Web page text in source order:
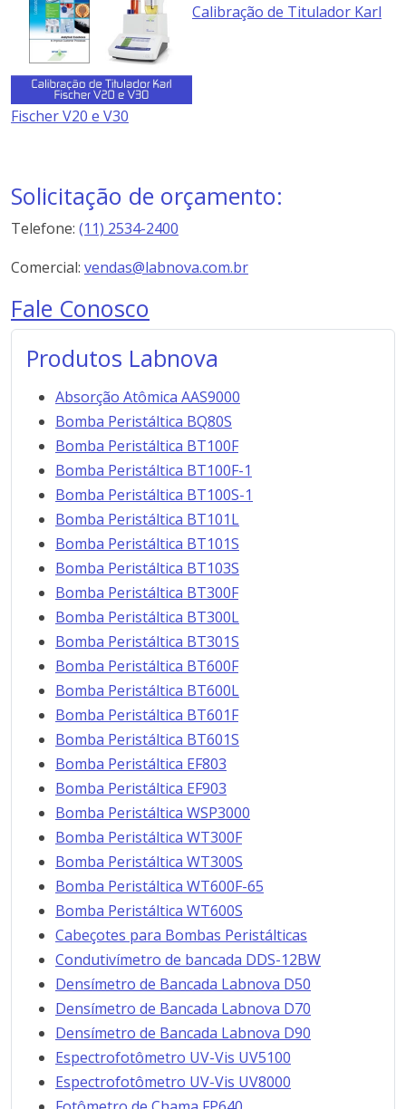
Calibração de Titulador Karl
Fischer V20 e V30
Solicitação de orçamento:
Telefone: (11) 2534-2400
Comercial: vendas@labnova.com.br
Fale Conosco
Produtos Labnova
Absorção Atômica AAS9000
Bomba Peristáltica BQ80S
Bomba Peristáltica BT100F
Bomba Peristáltica BT100F-1
Bomba Peristáltica BT100S-1
Bomba Peristáltica BT101L
Bomba Peristáltica BT101S
Bomba Peristáltica BT103S
Bomba Peristáltica BT300F
Bomba Peristáltica BT300L
Bomba Peristáltica BT301S
Bomba Peristáltica BT600F
Bomba Peristáltica BT600L
Bomba Peristáltica BT601F
Bomba Peristáltica BT601S
Bomba Peristáltica EF803
Bomba Peristáltica EF903
Bomba Peristáltica WSP3000
Bomba Peristáltica WT300F
Bomba Peristáltica WT300S
Bomba Peristáltica WT600F-65
Bomba Peristáltica WT600S
Cabeçotes para Bombas Peristálticas
Condutivímetro de bancada DDS-12BW
Densímetro de Bancada Labnova D50
Densímetro de Bancada Labnova D70
Densímetro de Bancada Labnova D90
Espectrofotômetro UV-Vis UV5100
Espectrofotômetro UV-Vis UV8000